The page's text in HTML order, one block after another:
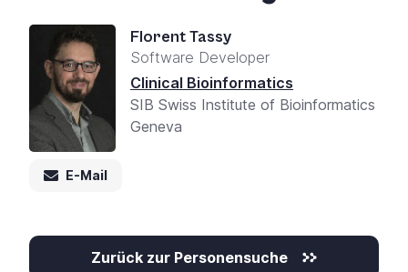
Florent Tassy
Software Developer
Clinical Bioinformatics
SIB Swiss Institute of Bioinformatics
Geneva
E-Mail
Zurück zur Personensuche